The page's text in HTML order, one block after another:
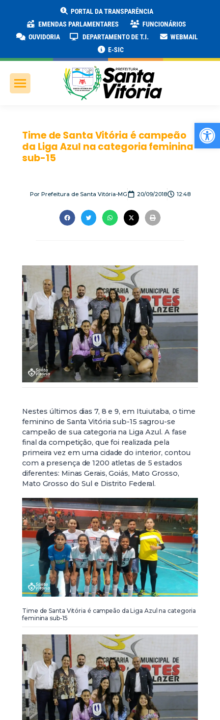
PORTAL DA TRANSPARÊNCIA
EMENDAS PARLAMENTARES
FUNCIONÁRIOS
OUVIDORIA
DEPARTAMENTO DE T.I.
WEBMAIL
E-SIC
Time de Santa Vitória é campeão
da Liga Azul na categoria feminina
sub-15
PorPrefeitura de Santa Vitória-MG 20/09/2018 12:48
Nestes últimos dias 7, 8 e 9, em Ituiutaba, o time
feminino de Santa Vitória sub-15 sagrou-se
campeão de sua categoria na Liga Azul. A fase
final da competição, que foi realizada pela
primeira vez em uma cidade do interior, contou
com a presença de 1200 atletas de 5 estados
diferentes: Minas Gerais, Goiás, Mato Grosso,
Mato Grosso do Sul e Distrito Federal.
Time de Santa Vitória é campeão da Liga Azul na categoria
feminina sub-15